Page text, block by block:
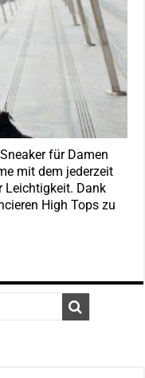
für Damen
mit dem jederzeit
Leichtigkeit. Dank
High Tops zu